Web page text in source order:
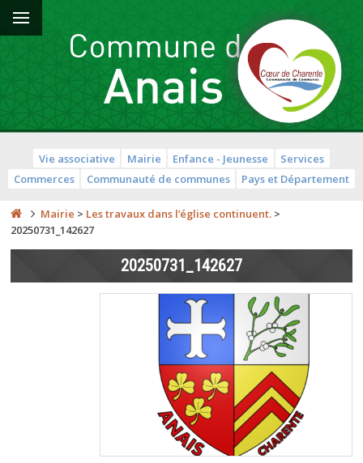
Vie associative Mairie Enfance - Jeunesse
Services
Commerces
Communauté de communes Pays et Département
Mairie > Les travaux dans l’église continuent. >
20250731_142627
20250731_142627